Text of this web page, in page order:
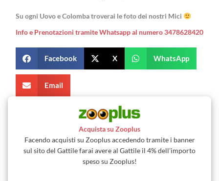
Su ogni Uovo e Colomba troverai le foto dei nostri Mici
Info e Prenotazioni tramite Whatsapp al numero 3478628420
Facebook X WhatsApp
Email
Acquista su Zooplus
Facendo acquisti su Zooplus accedendo tramite i banner
sul sito del Gattile farai avere al Gattile il 4% dell'importo
speso su Zooplus!